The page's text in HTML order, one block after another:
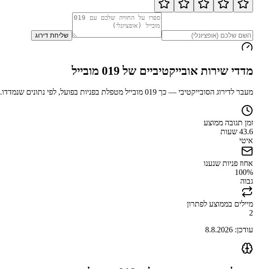
שליחת דירוג
מדדי שירות אובייקטיביים של019 מובייל
מעבר לדירוג הסובייקטיבי — כך 019 מובייל מטפלת בפניות בפועל, לפי נתונים שנמדדו.
זמן תגובה ממוצע
43.6 שעות
איטי
אחוז פניות שנענו
100%
גבוה
מיילים בממוצע לפתרון
2
עודכן: 8.8.2026